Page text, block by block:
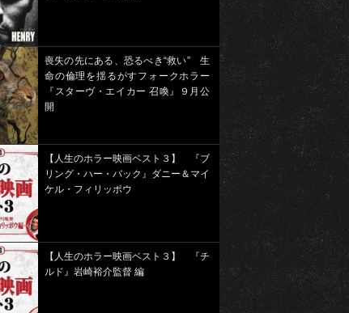
喪失の先にある、恐るべき“救い” 生
命の倫理を揺るがすフォークホラー
『スターヴ・エイカー 召喚』９月公
開
【人生のホラー映画ベスト３】 『ブ
リング・ハー・バック』ダニー＆マイ
ケル・フィリッポウ
【人生のホラー映画ベスト３】 『チ
ルド』岩崎裕介監督 編